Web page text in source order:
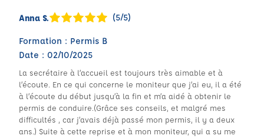
Anna S. (5/5)
Formation : Permis B
Date : 02/10/2025
La secrétaire à l’accueil est toujours très aimable et à
l’écoute. En ce qui concerne le moniteur que j’ai eu, il a été
à l’écoute du début jusqu’à la fin et m’a aidé à obtenir le
permis de conduire.(Grâce ses conseils, et malgré mes
difficultés , car j’avais déjà passé mon permis, il y a deux
ans.) Suite à cette reprise et à mon moniteur, qui a su me